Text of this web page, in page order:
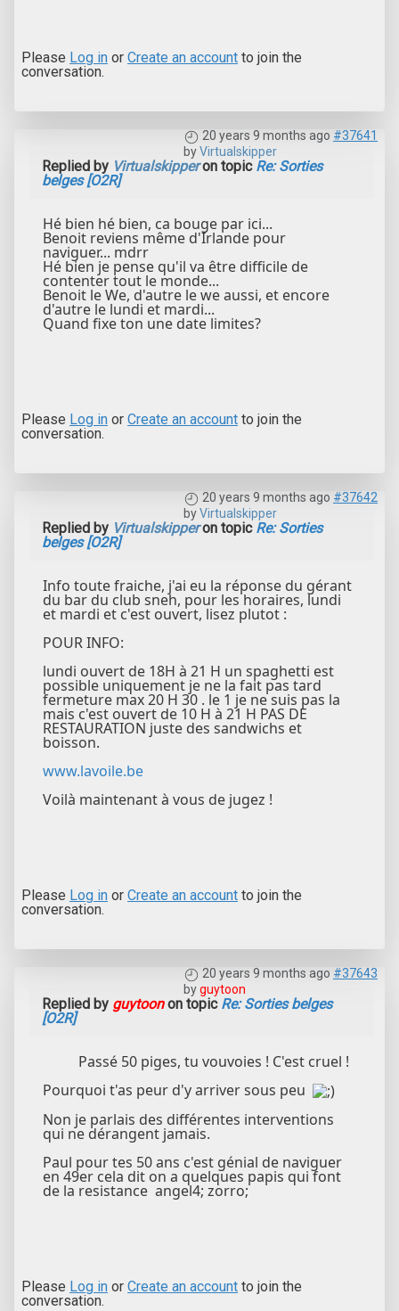
Please Log in or Create an account to join the
conversation.
20 years 9 months ago #37641
byVirtualskipper
Replied by Virtualskipperon topic Re: Sorties
belges [O2R]
Hé bien hé bien, ca bouge par ici...
Benoit reviens même d'Irlande pour
naviguer... mdrr
Hé bien je pense qu'il va être difficile de
contenter tout le monde...
Benoit le We, d'autre le we aussi, et encore
d'autre le lundi et mardi...
Quand fixe ton une date limites?
Please Log in or Create an account to join the
conversation.
20 years 9 months ago #37642
byVirtualskipper
Replied by Virtualskipperon topic Re: Sorties
belges [O2R]
Info toute fraiche, j'ai eu la réponse du gérant
du bar du club sneh, pour les horaires, lundi
et mardi et c'est ouvert, lisez plutot :
POUR INFO:
lundi ouvert de 18H à 21 H un spaghetti est
possible uniquement je ne la fait pas tard
fermeture max 20 H 30 . le 1 je ne suis pas la
mais c'est ouvert de 10 H à 21 H PAS DE
RESTAURATION juste des sandwichs et
boisson.
www.lavoile.be
Voilà maintenant à vous de jugez !
Please Log in or Create an account to join the
conversation.
20 years 9 months ago #37643
byguytoon
Replied by guytoonon topic Re: Sorties belges
[O2R]
Passé 50 piges, tu vouvoies ! C'est cruel !
Pourquoi t'as peur d'y arriver sous peu
Non je parlais des différentes interventions
qui ne dérangent jamais.
Paul pour tes 50 ans c'est génial de naviguer
en 49er cela dit on a quelques papis qui font
de la resistance angel4; zorro;
Please Log in or Create an account to join the
conversation.